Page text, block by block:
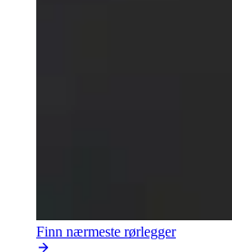
Finn nærmeste rørlegger